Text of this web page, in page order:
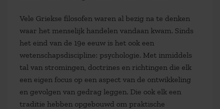
Vele Griekse filosofen waren al bezig na te denken
waar het menselijk handelen vandaan kwam. Sinds
het eind van de 19e eeuw is het ook een
wetenschapsdiscipline: psychologie. Met inmiddels
tal van stromingen, doctrines en richtingen die elk
een eigen focus op een aspect van de ontwikkeling
en gevolgen van gedrag leggen. Die ook elk een
traditie hebben opgebouwd om praktische